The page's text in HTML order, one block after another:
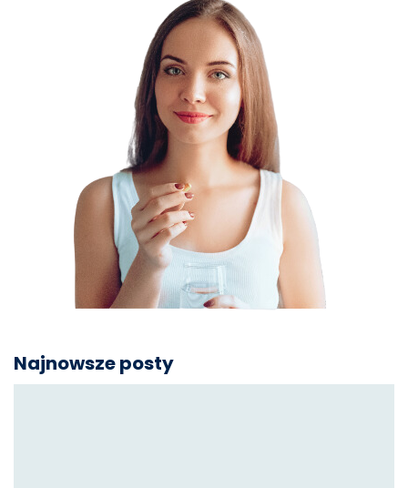
Najnowsze posty